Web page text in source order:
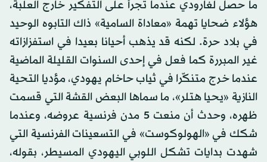
ما حصل لغارودي عندما تجرأ على التفكير خارج العلبة،
هؤلاء ضحايا تهمة «معاداة السامية» ذاك التابوه الوحيد
في بلاد حرة. لكنه قد يذهب أحيانا بعيدا في استفزازاته
غير المبررة كما فعل في إحدى السنوات القليلة الماضية
عندما خرج متنكّرا في ثياب حاخام يهودي، مؤديا التحية
النازية «يحيا هتلر»، ما سماها البعض القشة التي قسمت
ظهره، وحدث أن منعت 5 مدن فرنسية عروضه، وعندما
شكك في «الهولوكوست» في التسعينات الفرنسية التي
شهدت بدايات تشكل اللوبي اليهودي المسيطر، بقوله،